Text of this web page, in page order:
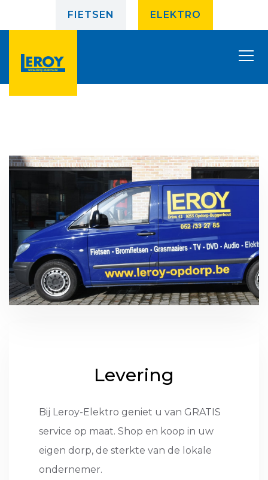
FIETSEN ELEKTRO
Levering
Bij Leroy-Elektro geniet u van GRATIS
service op maat. Shop en koop in uw
eigen dorp, de sterkte van de lokale
ondernemer.